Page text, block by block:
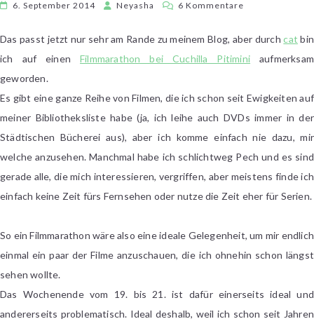
6. September 2014 Neyasha 6 Kommentare
vom
September
Das passt jetzt nur sehr am Rande zu meinem Blog, aber durchcat bin
ich auf einenFilmmarathon bei Cuchilla Pitimini aufmerksam
geworden.
Es gibt eine ganze Reihe von Filmen, die ich schon seit Ewigkeiten auf
meiner Bibliotheksliste habe (ja, ich leihe auch DVDs immer in der
Städtischen Bücherei aus), aber ich komme einfach nie dazu, mir
welche anzusehen. Manchmal habe ich schlichtweg Pech und es sind
gerade alle, die mich interessieren, vergriffen, aber meistens finde ich
einfach keine Zeit fürs Fernsehen oder nutze die Zeit eher für Serien.
So ein Filmmarathon wäre also eine ideale Gelegenheit, um mir endlich
einmal ein paar der Filme anzuschauen, die ich ohnehin schon längst
sehen wollte.
Das Wochenende vom 19. bis 21. ist dafür einerseits ideal und
andererseits problematisch. Ideal deshalb, weil ich schon seit Jahren